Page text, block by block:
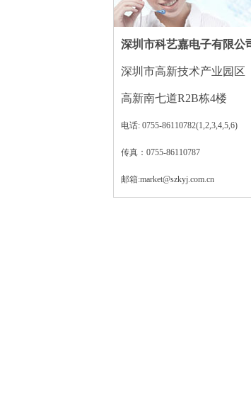
深圳市科艺嘉电子有限公
深圳市高新技术产业园区
高新南七道R2B栋4楼
电话: 0755-86110782(1,2,3,4,5,6)
传真：0755-86110787
邮箱:market@szkyj.com.cn